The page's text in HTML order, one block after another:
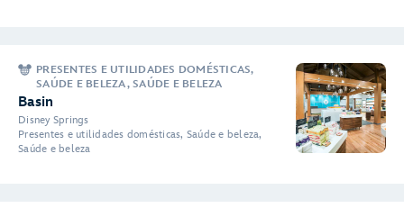
PRESENTES E UTILIDADES DOMÉSTICAS,
SAÚDE E BELEZA, SAÚDE E BELEZA
Basin
Disney Springs
Presentes e utilidades domésticas, Saúde e beleza,
Saúde e beleza